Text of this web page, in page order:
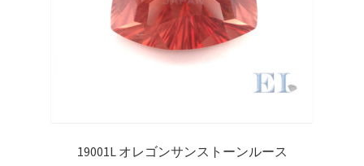
19001L オレゴンサンストーンルース